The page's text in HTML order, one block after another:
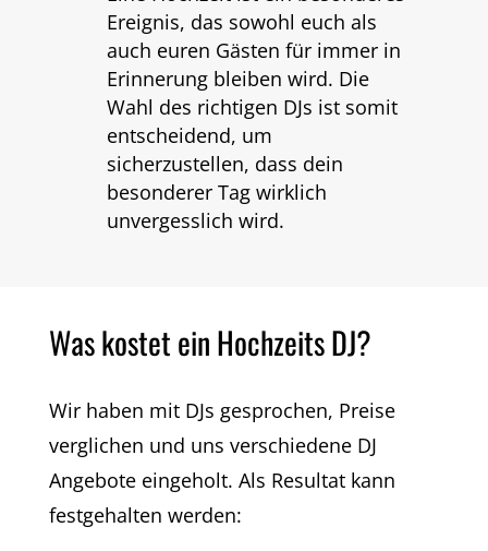
Ereignis, das sowohl euch als
auch euren Gästen für immer in
Erinnerung bleiben wird. Die
Wahl des richtigen DJs ist somit
entscheidend, um
sicherzustellen, dass dein
besonderer Tag wirklich
unvergesslich wird.
Was kostet ein Hochzeits DJ?
Wir haben mit DJs gesprochen, Preise
verglichen und uns verschiedene DJ
Angebote eingeholt. Als Resultat kann
festgehalten werden: